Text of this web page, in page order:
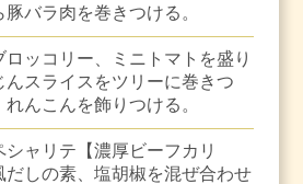
バラ肉を巻きつける。
ッコリー、ミニトマトを盛り
んスライスをツリーに巻きつ
んこんを飾りつける。
ャリテ【濃厚ビーフカリ
だしの素、塩胡椒を混ぜ合わせ